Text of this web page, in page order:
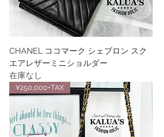
CHANEL ココマーク シェブロン スク
エアレザーミニショルダー
在庫なし
¥250,000+TAX